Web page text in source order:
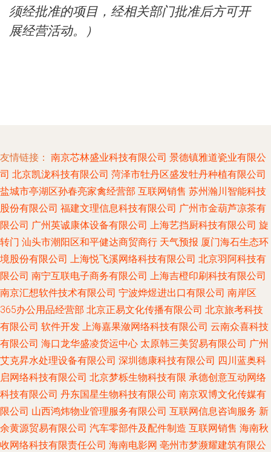
须经批准的项目，经相关部门批准后方可开
展经营活动。）
友情链接： 南京芯林盛业科技有限公司 景德镇雅道瓷业有限公
司 北京凯泷科技有限公司 菏泽市牡丹区盛发牡丹种植有限公司
盐城市亭湖区孙春亮家禽经营部 互联网销售 苏州瀚川智能科技
股份有限公司 福建文理信息科技有限公司 广州市金葫芦凉茶有
限公司 广州英诚康体设备有限公司 上海艺挡厨科技有限公司 旋
转门 汕头市潮阳区和平健达商贸商行 天气预报 厦门海石生态环
境股份有限公司 上海悦飞溪网络科技有限公司 北京羽阿科技有
限公司 南宁互联电子商务有限公司 上海吉橙印刷科技有限公司
南京汇想软件技术有限公司 宁波烨煜进出口有限公司 南岸区
365办公用品经营部 北京正易文化传播有限公司 北京旅考科技
有限公司 软件开发 上海嘉果潋网络科技有限公司 云南众喜科技
有限公司 海口龙华盛凌货运中心 太原韩三美贸易有限公司 广州
艾克昇水处理设备有限公司 深圳德康科技有限公司 四川蓝奥科
启网络科技有限公司 北京梦栎生物科技有限 承德创意互动网络
科技有限公司 丹东国星生物科技有限公司 南京双博文化传媒有
限公司 山西鸿炜物业管理服务有限公司 互联网信息咨询服务 新
余黄源贸易有限公司 汽车零部件及配件制造 互联网销售 海南秋
收网络科技有限责任公司 海南电影网 亳州市梦濒耀建筑有限公